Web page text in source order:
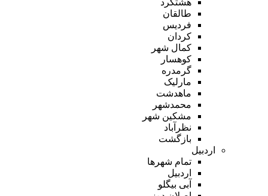
طالقان
فردیس
کردان
کمال شهر
کوهسار
گرمدره
مارلیک
ماهدشت
محمدشهر
مشکین شهر
نظرآباد
بازگشت
اردبیل
تمام شهر‌ها
اردبیل
آبی بیگلو